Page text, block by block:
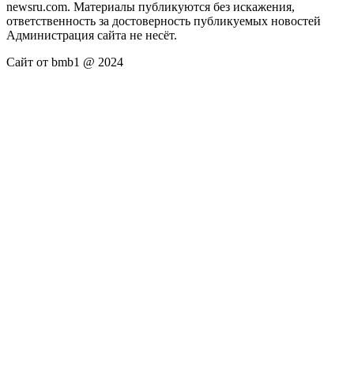
newsru.com. Материалы публикуются без искажения,
ответственность за достоверность публикуемых новостей
Администрация сайта не несёт.
Сайт от bmb1 @ 2024